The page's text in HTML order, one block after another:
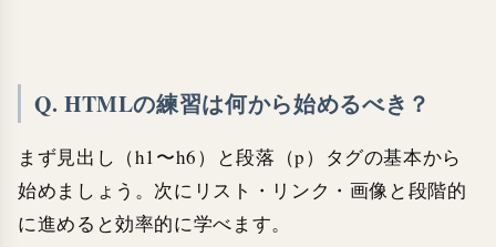
Q. HTMLの練習は何から始めるべき？
まず見出し（h1〜h6）と段落（p）タグの基本から
始めましょう。次にリスト・リンク・画像と段階的
に進めると効率的に学べます。